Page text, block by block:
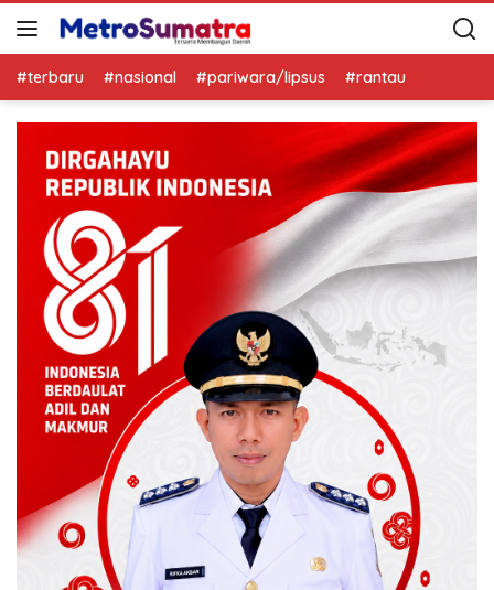
#terbaru #nasional #pariwara/lipsus #rantau